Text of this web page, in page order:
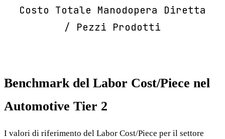
Costo Totale Manodopera Diretta
/ Pezzi Prodotti
Benchmark del Labor Cost/Piece nel
Automotive Tier 2
I valori di riferimento del Labor Cost/Piece per il settore